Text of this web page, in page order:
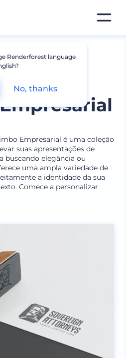
de
Empresarial é uma coleção
suas apresentações de
buscando elegância ou
uma ampla variedade de
a identidade da sua
Comece a personalizar
Renderforest language
No, thanks